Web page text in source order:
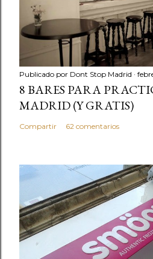
Publicado por Dont Stop Madrid
8 BARES PARA
MADRID (Y GRATIS)
Compartir 62 comentarios